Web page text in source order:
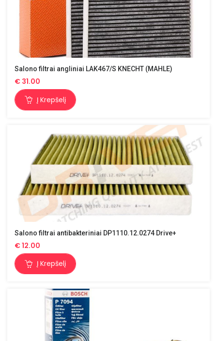
Salono filtrai angliniai LAK467/S KNECHT (MAHLE)
€ 31.00
Į Krepšelį
Salono filtrai antibakteriniai DP1110.12.0274 Drive+
€12.00
Į Krepšelį